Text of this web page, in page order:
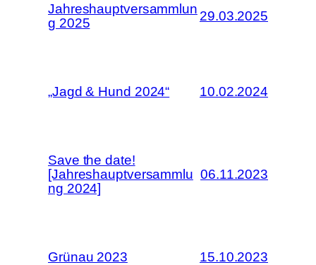
Jahreshauptversammlun
g 2025
29.03.2025
„Jagd & Hund 2024“ 10.02.2024
Save the date!
[Jahreshauptversammlu
ng 2024]
06.11.2023
Grünau 2023 15.10.2023